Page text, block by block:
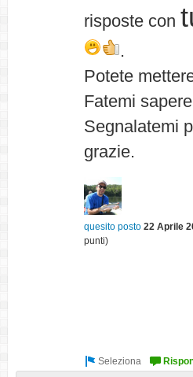
risposte con
.
Potete
Fatemi
Segnalatemi
grazie.
quesito posto 22 Aprile
punti)